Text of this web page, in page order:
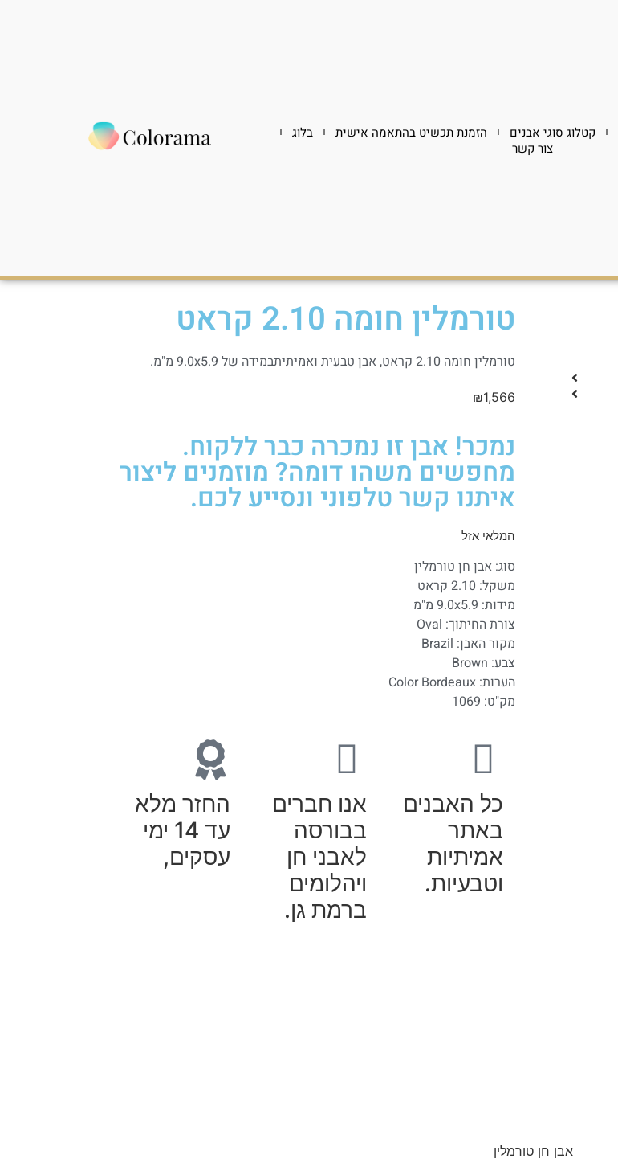
קטלוג סוגי אבנים הזמנת תכשיט בהתאמה אישית
בלוג
צור קשר
טורמלין חומה 2.10 קראט
טורמלין חומה 2.10 קראט, אבן טבעית ואמיתית במידה של 9.0x5.9 מ"מ.
₪1,566
נמכר! אבן זו נמכרה כבר ללקוח.
מחפשים משהו דומה? מוזמנים ליצור
איתנו קשר טלפוני ונסייע לכם.
המלאי אזל
סוג: אבן חן טורמלין
משקל: 2.10 קראט
מידות: 9.0x5.9 מ"מ
צורת החיתוך: Oval
מקור האבן: Brazil
צבע: Brown
הערות: Color Bordeaux
מק"ט: 1069
כל האבנים
באתר
אמיתיות
וטבעיות.
אנו חברים
בבורסה
לאבני חן
ויהלומים
ברמת גן.
החזר מלא
עד 14 ימי
עסקים,